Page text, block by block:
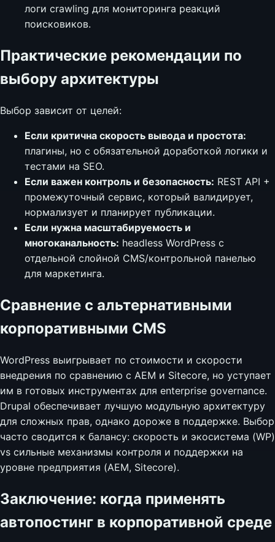
логи crawling для мониторинга реакций
поисковиков.
Практические рекомендации по
выбору архитектуры
Выбор зависит от целей:
Если критична скорость вывода и простота:
плагины, но с обязательной доработкой логики и
тестами на SEO.
Если важен контроль и безопасность: REST API +
промежуточный сервис, который валидирует,
нормализует и планирует публикации.
Если нужна масштабируемость и
многоканальность: headless WordPress с
отдельной слойной CMS/контрольной панелью
для маркетинга.
Сравнение с альтернативными
корпоративными CMS
WordPress выигрывает по стоимости и скорости
внедрения по сравнению с AEM и Sitecore, но уступает
им в готовых инструментах для enterprise governance.
Drupal обеспечивает лучшую модульную архитектуру
для сложных прав, однако дороже в поддержке. Выбор
часто сводится к балансу: скорость и экосистема (WP)
vs сильные механизмы контроля и поддержки на
уровне предприятия (AEM, Sitecore).
Заключение: когда применять
автопостинг в корпоративной среде